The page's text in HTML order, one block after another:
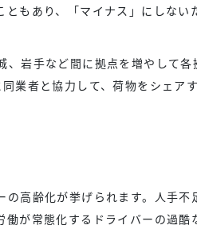
もあり、「マイナス」にしない
、岩手など間に拠点を増やして各
業者と協力して、荷物をシェアす
高齢化が挙げられます。人手不
が常態化するドライバーの過酷